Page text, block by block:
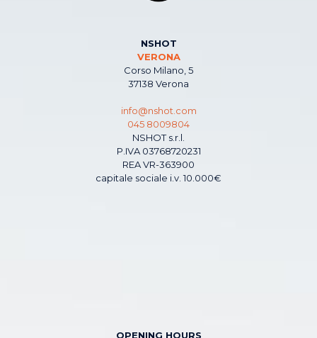
NSHOT
VERONA
Corso Milano, 5
37138 Verona
info@nshot.com
045 8009804
NSHOT s.r.l.
P.IVA 03768720231
REA VR-363900
capitale sociale i.v. 10.000€
OPENING HOURS